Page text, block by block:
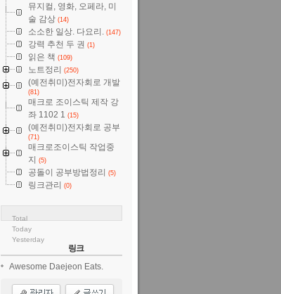
뮤지컬, 영화, 오페라, 미
술 감상 (14)
소소한 일상. 다요리. (147)
강력 추천 두 권 (1)
읽은 책 (109)
노트정리 (250)
(예전취미)전자회로 개발
(81)
매크로 조이스틱 제작 강
좌 1102 1 (15)
(예전취미)전자회로 공부
(71)
매크로조이스틱 작업중
지
(5)
공돌이 공부방법정리 (5)
링크관리 (0)
Total
Today
Yesterday
링크
Awesome Daejeon Eats.